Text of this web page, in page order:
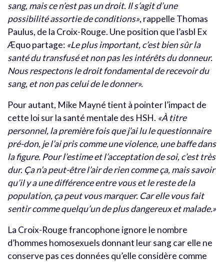
sang, mais ce n’est pas un droit. Il s’agit d’une
possibilité assortie de conditions», rappelle Thomas
Paulus, de la Croix-Rouge. Une position que l’asbl Ex
Æquo partage: «Le plus important, c’est bien sûr la
santé du transfusé et non pas les intérêts du donneur.
Nous respectons le droit fondamental de recevoir du
sang, et non pas celui de le donner».
Pour autant, Mike Mayné tient à pointer l’impact de
cette loi sur la santé mentale des HSH. «À titre
personnel, la première fois que j’ai lu le questionnaire
pré-don, je l’ai pris comme une violence, une baffe dans
la figure. Pour l’estime et l’acceptation de soi, c’est très
dur. Ça n’a peut-être l’air de rien comme ça, mais savoir
qu’il y a une différence entre vous et le reste de la
population, ça peut vous marquer. Car elle vous fait
sentir comme quelqu’un de plus dangereux et malade.»
La Croix-Rouge francophone ignore le nombre
d’hommes homosexuels donnant leur sang car elle ne
conserve pas ces données qu’elle considère comme